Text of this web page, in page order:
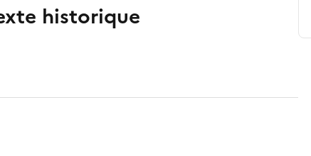
historique